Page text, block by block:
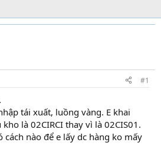
#1
tái xuất, luồng vàng. E khai
là 02CIRCI thay vì là 02CIS01.
cách nào để e lấy dc hàng ko mấy